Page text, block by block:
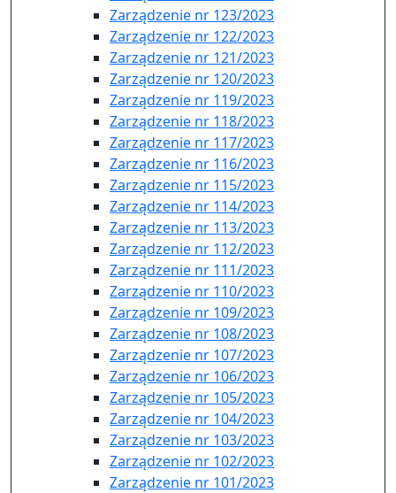
Zarządzenie nr 123/2023
Zarządzenie nr 122/2023
Zarządzenie nr 121/2023
Zarządzenie nr 120/2023
Zarządzenie nr 119/2023
Zarządzenie nr 118/2023
Zarządzenie nr 117/2023
Zarządzenie nr 116/2023
Zarządzenie nr 115/2023
Zarządzenie nr 114/2023
Zarządzenie nr 113/2023
Zarządzenie nr 112/2023
Zarządzenie nr 111/2023
Zarządzenie nr 110/2023
Zarządzenie nr 109/2023
Zarządzenie nr 108/2023
Zarządzenie nr 107/2023
Zarządzenie nr 106/2023
Zarządzenie nr 105/2023
Zarządzenie nr 104/2023
Zarządzenie nr 103/2023
Zarządzenie nr 102/2023
Zarządzenie nr 101/2023